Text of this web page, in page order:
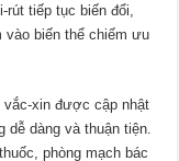
tiếp tục biến đổi,
vào biến thể chiếm ưu
vắc-xin được cập nhật
dễ dàng và thuận tiện.
phòng mạch bác